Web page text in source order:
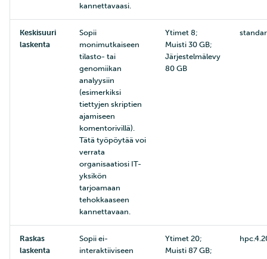
kannettavaasi.
Keskisuuri
laskenta
Sopii
monimutkaiseen
tilasto- tai
genomiikan
analyysiin
(esimerkiksi
tiettyjen skriptien
ajamiseen
komentorivillä).
Tätä työpöytää voi
verrata
organisaatiosi IT-
yksikön
tarjoamaan
tehokkaaseen
kannettavaan.
Ytimet 8;
Muisti 30 GB;
Järjestelmälevy
80 GB
Raskas
laskenta
Sopii ei-
interaktiiviseen
Ytimet 20;
Muisti 87 GB;